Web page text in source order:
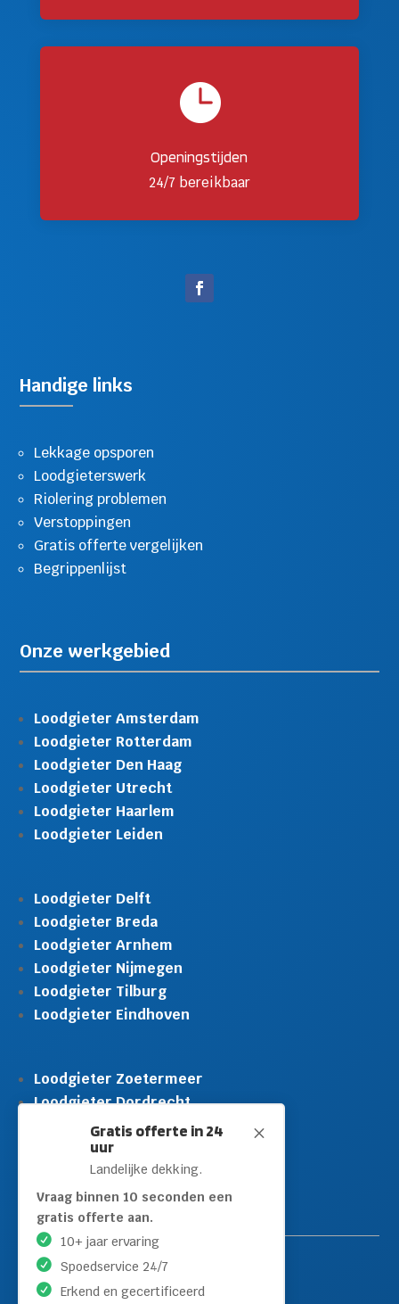

Openingstijden
24/7 bereikbaar
M
Gratis offerte in 24
uur
Landelijke dekking.
Vraag binnen 10 seconden een
gratis offerte aan.
10+ jaar ervaring
Spoedservice 24/7
Erkend en gecertificeerd
Handige links
Lekkage opsporen
Loodgieterswerk
Riolering problemen
Verstoppingen
Gratis offerte vergelijken
Begrippenlijst
Onze werkgebied
Loodgieter Amsterdam
Loodgieter Rotterdam
Loodgieter Den Haag
Loodgieter Utrecht
Loodgieter Haarlem
Loodgieter Leiden
Loodgieter Delft
Loodgieter Breda
Loodgieter Arnhem
Loodgieter Nijmegen
Loodgieter Tilburg
Loodgieter Eindhoven
Loodgieter Zoetermeer
Loodgieter Dordrecht
Loodgieter Rijswijk
Loodgieter Schiedam
Loodgieter Leidschendam
Loodgieter Hilversum